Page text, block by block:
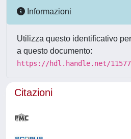
Informazioni
Utilizza questo identificativo
a questo documento:
https://hdl.handle.net/
Citazioni